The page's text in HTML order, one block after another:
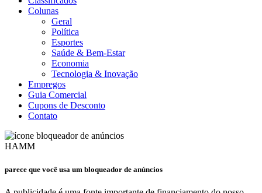
Colunas
Geral
Política
Esportes
Saúde & Bem-Estar
Economia
Tecnologia & Inovação
Empregos
Guia Comercial
Cupons de Desconto
Contato
HAMM
parece que você usa um bloqueador de anúncios